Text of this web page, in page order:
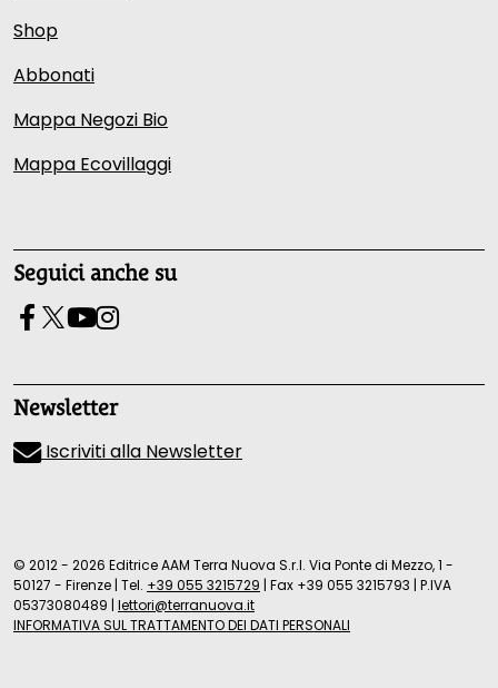
Shop
Abbonati
Mappa Negozi Bio
Mappa Ecovillaggi
Seguici anche su
Newsletter
Iscriviti alla Newsletter
© 2012 - 2026 Editrice AAM Terra Nuova S.r.l. Via Ponte di Mezzo, 1 -
50127 - Firenze | Tel. +39 055 3215729 | Fax +39 055 3215793 | P.IVA
05373080489 | lettori@terranuova.it
INFORMATIVA SUL TRATTAMENTO DEI DATI PERSONALI